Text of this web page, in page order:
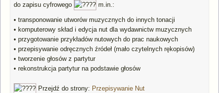
do zapisu cyfrowego
m.in.:
• transponowanie utworów muzycznych do innych tonacji
• komputerowy skład i edycja nut dla wydawnictw muzycznych
• przygotowanie przykładów nutowych do prac naukowych
• przepisywanie odręcznych źródeł (mało czytelnych rękopisów)
• tworzenie głosów z partytur
• rekonstrukcja partytur na podstawie głosów
Przejdź do strony: Przepisywanie Nut